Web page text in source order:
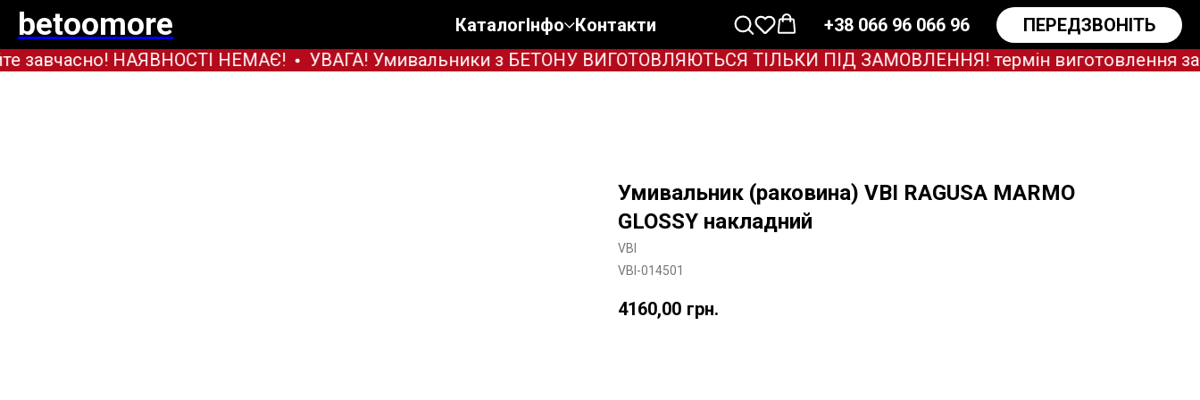
betoomore КаталогІнфо Контакти +38 066 96 066 96
ПЕРЕДЗВОНІТЬ
завчасно! НАЯВНОСТІ НЕМАЄ!
УВАГА! Умивальники з БЕТОНУ ВИГОТОВЛЯЮТЬСЯ ТІЛЬКИ ПІД ЗАМОВЛЕННЯ! термін виготовлення
Умивальник (раковина) VBI RAGUSA MARMO
GLOSSY накладний
VBI
VBI-014501
4160,00 грн.